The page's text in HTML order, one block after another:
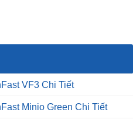
VF3 Chi Tiết
Minio Green Chi Tiết